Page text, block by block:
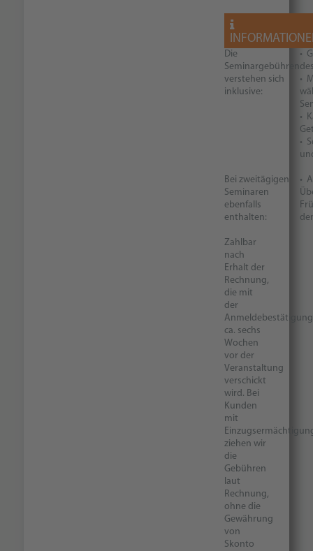
Die
Seminargebühren
verstehen sich
inklusive:
•
•
•
•
Bei zweitägigen
Seminaren
ebenfalls
enthalten:
•
Zahlbar
nach
Erhalt der
Rechnung,
die mit
der
Anmeldebestätigung
ca. sechs
Wochen
vor der
Veranstaltung
verschickt
wird. Bei
Kunden
mit
ziehen wir
die
Gebühren
laut
Rechnung,
ohne die
Gewährung
von
Skonto